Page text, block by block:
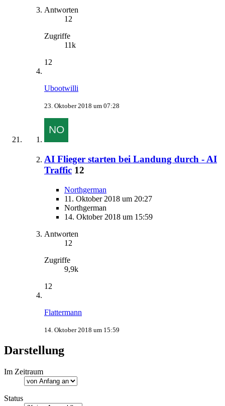
Antworten
12
Zugriffe
11k
12
Ubootwilli
23. Oktober 2018 um 07:28
AI Flieger starten bei Landung durch - AI
Traffic 12
Northgerman
11. Oktober 2018 um 20:27
Northgerman
14. Oktober 2018 um 15:59
Antworten
12
Zugriffe
9,9k
12
Flattermann
14. Oktober 2018 um 15:59
Darstellung
Im Zeitraum
Status